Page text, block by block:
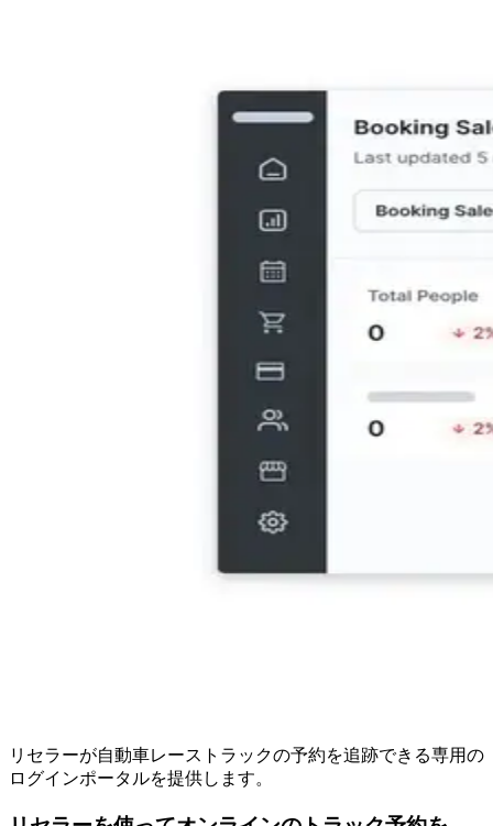
リセラーが自動車レーストラックの予約を追跡できる専用の
ログインポータルを提供します。